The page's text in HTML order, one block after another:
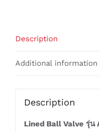
Description
Additional information
Description
Lined Ball Valve รุ่น